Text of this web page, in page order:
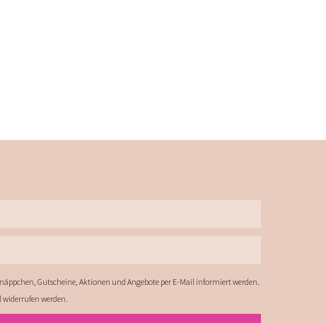
Gutscheine, Aktionen und Angebote per E-Mail informiert werden.
werden.